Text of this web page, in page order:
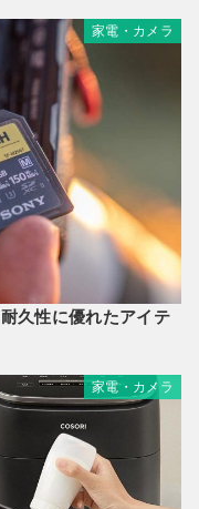
家電・カメラ
久性に優れたアイテ
家電・カメラ